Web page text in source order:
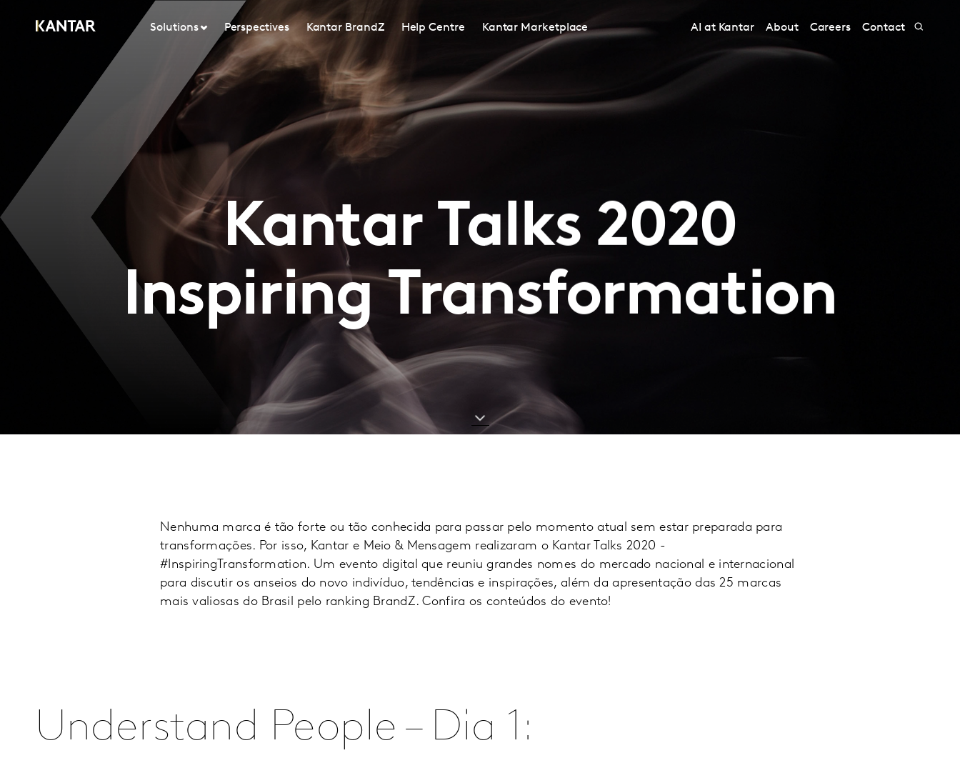
Solutions Perspectives Kantar BrandZ Help Centre Kantar Marketplace AI at Kantar About Careers Contact
Kantar Talks 2020
Inspiring Transformation
Nenhuma marca é tão forte ou tão conhecida para passar pelo momento atual sem estar preparada para
transformações. Por isso, Kantar e Meio & Mensagem realizaram o Kantar Talks 2020 -
#InspiringTransformation. Um evento digital que reuniu grandes nomes do mercado nacional e internacional
para discutir os anseios do novo indivíduo, tendências e inspirações, além da apresentação das 25 marcas
mais valiosas do Brasil pelo ranking BrandZ. Confira os conteúdos do evento!
Understand People – Dia 1: